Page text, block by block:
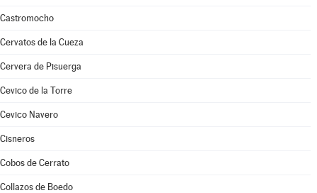
Castromocho
Cervatos de la Cueza
Cervera de Pisuerga
Cevico de la Torre
Cevico Navero
Cisneros
Cobos de Cerrato
Collazos de Boedo